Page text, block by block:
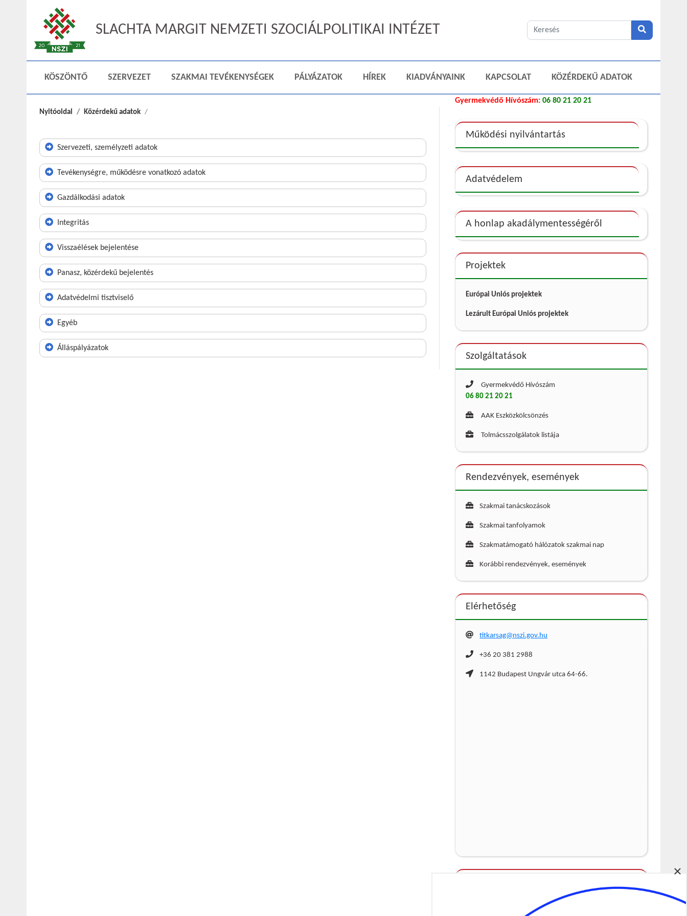
×
SLACHTA MARGIT NEMZETI SZOCIÁLPOLITIKAI INTÉZET
KÖSZÖNTŐ SZERVEZET SZAKMAI TEVÉKENYSÉGEK PÁLYÁZATOK HÍREK KIADVÁNYAINK KAPCSOLAT KÖZÉRDEKŰ ADATOK
Nyitóoldal Közérdekű adatok
Szervezeti, személyzeti adatok
Tevékenységre, működésre vonatkozó adatok
Gazdálkodási adatok
Integritás
Visszaélések bejelentése
Panasz, közérdekű bejelentés
Adatvédelmi tisztviselő
Egyéb
Álláspályázatok
Gyermekvédő Hívószám: 06 80 21 20 21
Működési nyilvántartás
Adatvédelem
A honlap akadálymentességéről
Projektek
Európai Uniós projektek
Lezárult Európai Uniós projektek
Szolgáltatások
Gyermekvédő Hívószám
06 80 21 20 21
AAK Eszközkölcsönzés
Tolmácsszolgálatok listája
Rendezvények, események
Szakmai tanácskozások
Szakmai tanfolyamok
Szakmatámogató hálózatok szakmai nap
Korábbi rendezvények, események
Elérhetőség
titkarsag@nszi.gov.hu
+36 20 381 2988
1142 Budapest Ungvár utca 64-66.